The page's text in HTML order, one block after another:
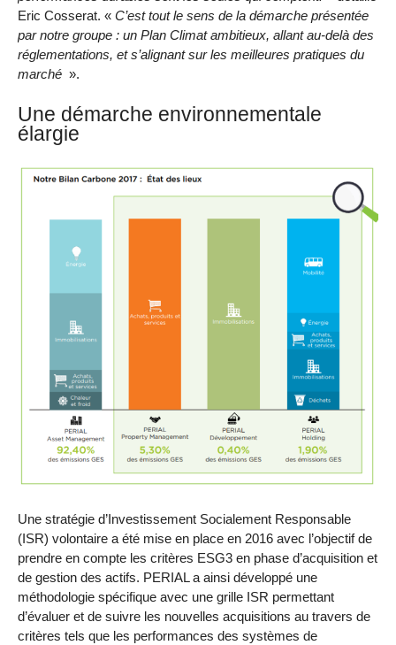
Eric Cosserat. « C’est tout le sens de la démarche présentée
par notre groupe : un Plan Climat ambitieux, allant au-delà des
réglementations, et s’alignant sur les meilleures pratiques du
marché ».
Une démarche environnementale
élargie
Une stratégie d’Investissement Socialement Responsable
(ISR) volontaire a été mise en place en 2016 avec l’objectif de
prendre en compte les critères ESG3 en phase d’acquisition et
de gestion des actifs. PERIAL a ainsi développé une
méthodologie spécifique avec une grille ISR permettant
d’évaluer et de suivre les nouvelles acquisitions au travers de
critères tels que les performances des systèmes de